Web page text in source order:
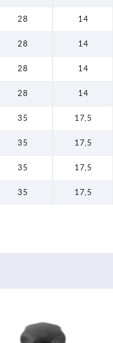
28 14
28 14
28 14
28 14
35 17,5
35 17,5
35 17,5
35 17,5